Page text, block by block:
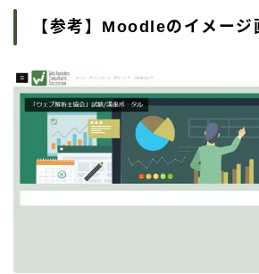
【参考】Moodleのイメージ